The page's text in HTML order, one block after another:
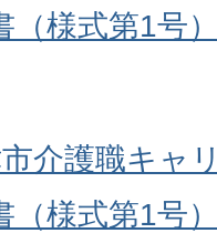
（様式第1号
介護職キャ
（様式第1号